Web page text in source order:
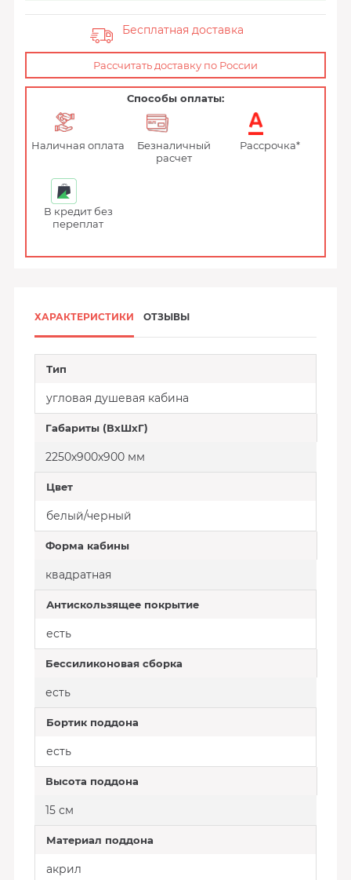
Бесплатная доставка
Рассчитать доставку по России
Способы оплаты:
Наличная оплата
Безналичный
расчет
Рассрочка*
В кредит без
переплат
ХАРАКТЕРИСТИКИ ОТЗЫВЫ
Тип
угловая душевая кабина
Габариты (ВхШхГ)
2250х900х900 мм
Цвет
белый/черный
Форма кабины
квадратная
Антискользящее покрытие
есть
Беcсиликоновая сборка
есть
Бортик поддона
есть
Высота поддона
15 см
Материал поддона
акрил